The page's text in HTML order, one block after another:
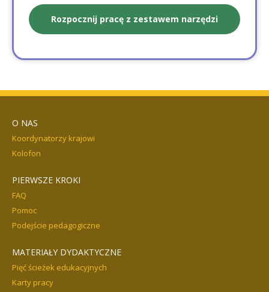
Rozpocznij pracę z zestawem narzędzi
O NAS
Koordynatorzy krajowi
Kolofon
PIERWSZE KROKI
FAQ
Pomoc
Podejście pedagogiczne
MATERIAŁY DYDAKTYCZNE
Pięć ścieżek edukacyjnych
Karty pracy